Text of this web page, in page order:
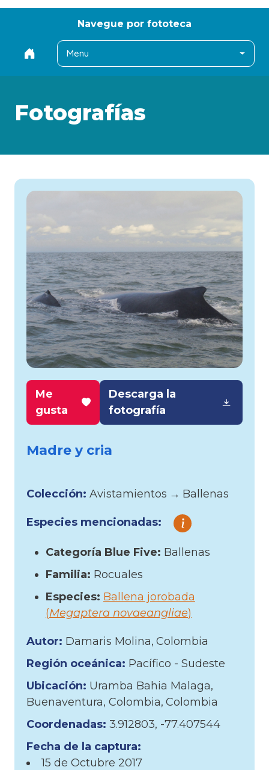
Navegue por fototeca
Menu
Fotografías
Me
gusta
Descarga la
fotografía
Madre y cria
Colección: Avistamientos → Ballenas
Especies mencionadas:
Categoría Blue Five: Ballenas
Familia: Rocuales
Especies: Ballena jorobada
(Megaptera novaeangliae)
Autor: Damaris Molina Colombia
Región oceánica: Pacífico - Sudeste
Ubicación: Uramba Bahia Malaga,
Buenaventura, Colombia Colombia
Coordenadas: 3.912803, -77.407544
Fecha de la captura:
15 de Octubre 2017